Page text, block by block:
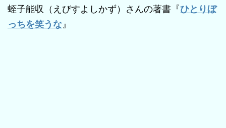
蛭子能収（えびすよしかず）さんの著書『ひとりぼ
っちを笑うな 』